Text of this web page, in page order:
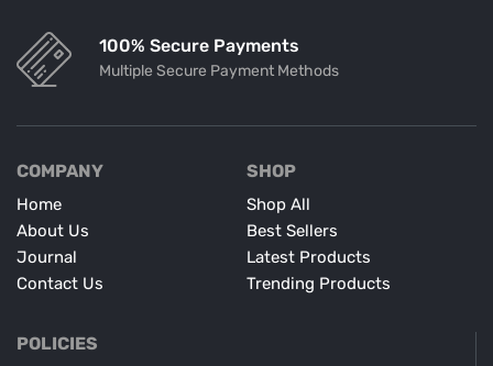
100% Secure Payments
Multiple Secure Payment Methods
COMPANY
Home
About Us
Journal
Contact Us
SHOP
Shop All
Best Sellers
Latest Products
Trending Products
POLICIES